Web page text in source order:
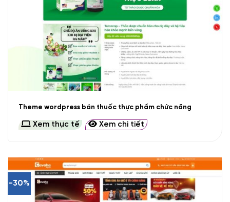
Theme wordpress bán thuốc thực phẩm chức năng
Xem thực tế Xem chi tiết
-30%